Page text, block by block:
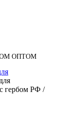
ОПТОМ
гербом РФ /